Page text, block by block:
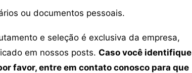
ou documentos pessoais.
e seleção é exclusiva da empresa,
em nossos posts. Caso você identifique
favor, entre em contato conosco para que